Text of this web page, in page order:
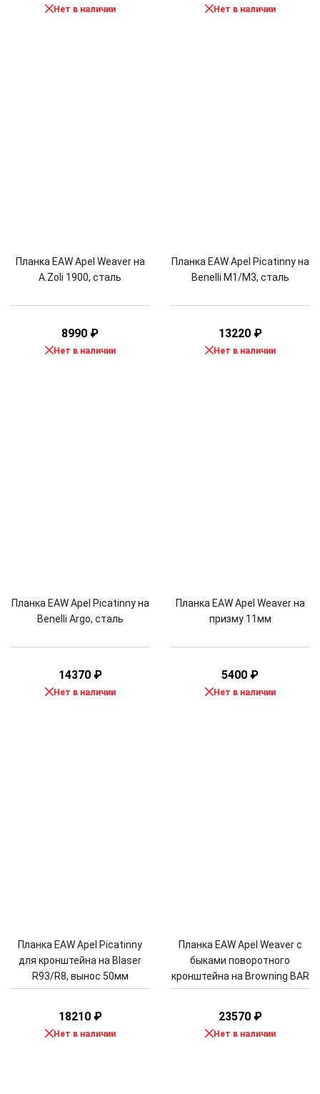
Нет в наличии Нет в наличии
Планка EAW Apel Weaver на
A.Zoli 1900, сталь
8990 ₽
Нет в наличии
Планка EAW Apel Picatinny на
Benelli M1/М3, сталь
13220 ₽
Нет в наличии
Планка EAW Apel Picatinny на
Benelli Argo, сталь
14370 ₽
Нет в наличии
Планка EAW Apel Weaver на
призму 11мм
5400 ₽
Нет в наличии
Планка EAW Apel Picatinny
для кронштейна на Blaser
R93/R8, вынос 50мм
18210 ₽
Нет в наличии
Планка EAW Apel Weaver c
быками поворотного
кронштейна на Browning BAR
23570 ₽
Нет в наличии